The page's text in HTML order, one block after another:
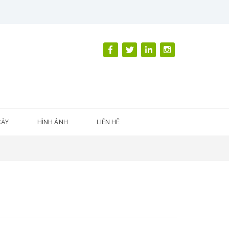
HÌNH ẢNH LIÊN HỆ